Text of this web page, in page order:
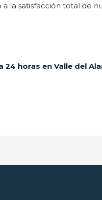
la satisfacción total de
24 horas en Valle del